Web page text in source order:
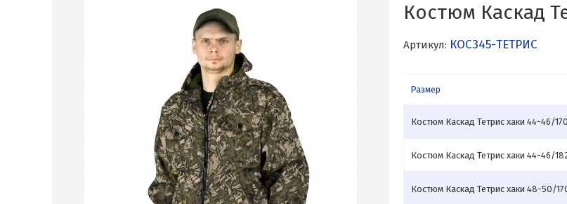
Костюм Каскад
Артикул: КОС345-ТЕТРИС
Размер
Костюм Каскад Тетрис хаки 44-46/
Костюм Каскад Тетрис хаки 44-46/
Костюм Каскад Тетрис хаки 48-50/